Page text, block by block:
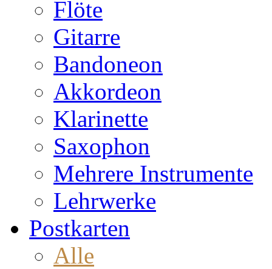
Flöte
Gitarre
Bandoneon
Akkordeon
Klarinette
Saxophon
Mehrere Instrumente
Lehrwerke
Postkarten
Alle